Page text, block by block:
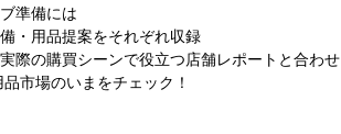
準備には
・用品提案をそれぞれ収録
際の購買シーンで役立つ店舗レポートと合わせ
市場のいまをチェック！